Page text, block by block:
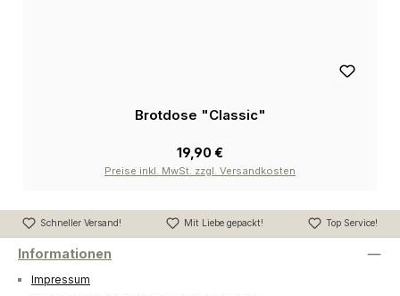
Brotdose "Classic"
19,90 €
Preise inkl. MwSt. zzgl. Versandkosten
Schneller Versand! Mit Liebe gepackt! Top Service!
Informationen
Impressum